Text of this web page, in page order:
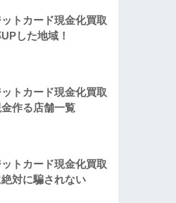
トカード現金化買取
した地域！
トカード現金化買取
作る店舗一覧
トカード現金化買取
対に騙されない